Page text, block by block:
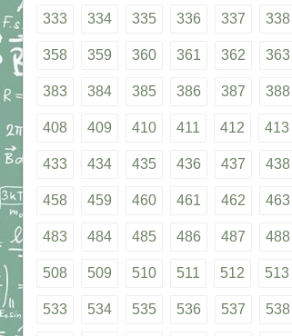
333 334 335 336 337 338
358 359 360 361 362 363
383 384 385 386 387 388
408 409 410 411 412 413
433 434 435 436 437 438
458 459 460 461 462 463
483 484 485 486 487 488
508 509 510 511 512 513
533 534 535 536 537 538